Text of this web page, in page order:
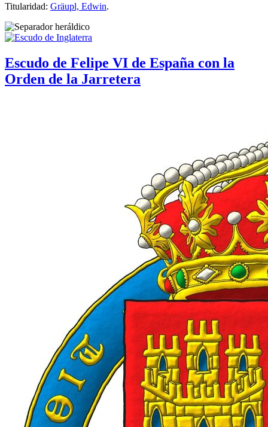
Titularidad: Gräupl, Edwin.
Escudo de Felipe VI de España con la
Orden de la Jarretera